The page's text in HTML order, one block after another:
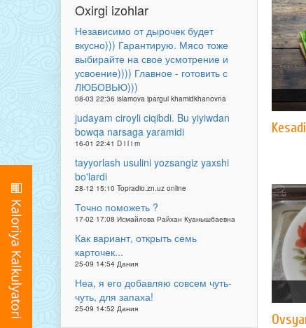
Oxirgi izohlar
Независимо от дырочек будет
вкусно))) Гарантирую. Мясо тоже
выбирайте на свое усмотрение и
усвоение)))) Главное - готовить с
ЛЮБОВЬЮ)))
08-03 22:36 islamova ipargul khamidkhanovna
judayam ciroyli ciqibdi. Bu yiyiwdan
bowqa narsaga yaramidi
16-01 22:41 D i l i m
tayyorlash usulini yozsangiz yaxshi
bo'lardi
28-12 15:10 Topradio.zn.uz online
Точно поможеть ?
17-02 17:08 Исмайлова Райхан Куанышбаевна
Как вариант, открыть семь
карточек...
25-09 14:54 Дания
Неа, я его добавляю совсем чуть-
чуть, для запаха!
25-09 14:52 Дания